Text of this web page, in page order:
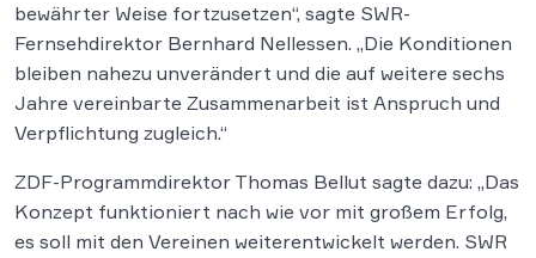
bewährter Weise fortzusetzen“, sagte SWR-
Fernsehdirektor Bernhard Nellessen. „Die Konditionen
bleiben nahezu unverändert und die auf weitere sechs
Jahre vereinbarte Zusammenarbeit ist Anspruch und
Verpflichtung zugleich.“
ZDF-Programmdirektor Thomas Bellut sagte dazu: „Das
Konzept funktioniert nach wie vor mit großem Erfolg,
es soll mit den Vereinen weiterentwickelt werden. SWR